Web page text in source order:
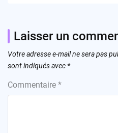
Laisser un
Votre adresse e-mail ne sera pas
sont indiqués avec *
Commentaire *